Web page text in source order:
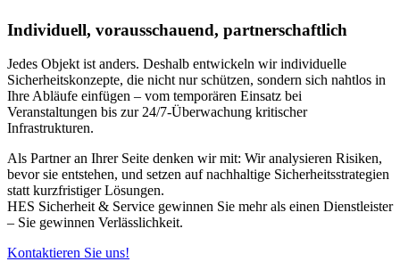
Individuell, vorausschauend, partnerschaftlich
Jedes Objekt ist anders. Deshalb entwickeln wir individuelle
Sicherheitskonzepte, die nicht nur schützen, sondern sich nahtlos in
Ihre Abläufe einfügen – vom temporären Einsatz bei
Veranstaltungen bis zur 24/7-Überwachung kritischer
Infrastrukturen.
Als Partner an Ihrer Seite denken wir mit: Wir analysieren Risiken,
bevor sie entstehen, und setzen auf nachhaltige Sicherheitsstrategien
statt kurzfristiger Lösungen.
HES Sicherheit & Service gewinnen Sie mehr als einen Dienstleister
– Sie gewinnen Verlässlichkeit.
Kontaktieren Sie uns!